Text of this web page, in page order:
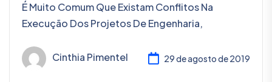
É Muito Comum Que Existam Conflitos Na
Execução Dos Projetos De Engenharia,
Cinthia Pimentel 29 de agosto de 2019